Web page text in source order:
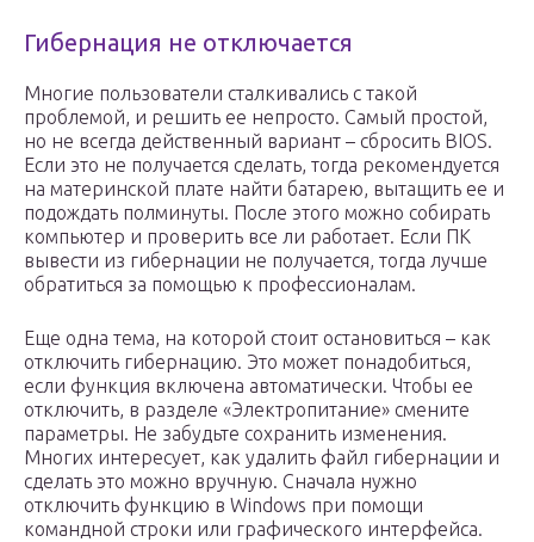
Гибернация не отключается
Многие пользователи сталкивались с такой
проблемой, и решить ее непросто. Самый простой,
но не всегда действенный вариант – сбросить BIOS.
Если это не получается сделать, тогда рекомендуется
на материнской плате найти батарею, вытащить ее и
подождать полминуты. После этого можно собирать
компьютер и проверить все ли работает. Если ПК
вывести из гибернации не получается, тогда лучше
обратиться за помощью к профессионалам.
Еще одна тема, на которой стоит остановиться – как
отключить гибернацию. Это может понадобиться,
если функция включена автоматически. Чтобы ее
отключить, в разделе «Электропитание» смените
параметры. Не забудьте сохранить изменения.
Многих интересует, как удалить файл гибернации и
сделать это можно вручную. Сначала нужно
отключить функцию в Windows при помощи
командной строки или графического интерфейса.